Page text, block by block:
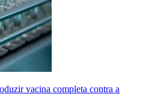
vacina completa contra a